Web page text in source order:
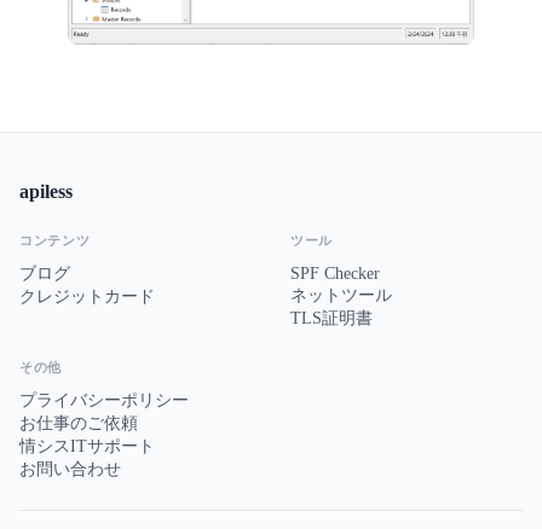
apiless
コンテンツ
ブログ
クレジットカード
ツール
SPF Checker
ネットツール
TLS証明書
その他
プライバシーポリシー
お仕事のご依頼
情シスITサポート
お問い合わせ